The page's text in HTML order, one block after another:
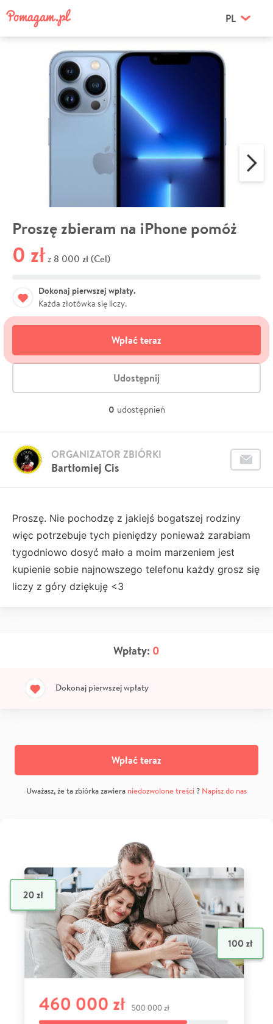
PL
Proszę zbieram na iPhone pomóż
0 zł z 8 000 zł (Cel)
Dokonaj pierwszej wpłaty.
Każda złotówka się liczy.
Wpłać teraz
Udostępnij
0 udostępnień
Bartłomiej Cis
ORGANIZATOR ZBIÓRKI
Proszę. Nie pochodzę z jakiejś bogatszej rodziny
więc potrzebuje tych pieniędzy ponieważ zarabiam
tygodniowo dosyć mało a moim marzeniem jest
kupienie sobie najnowszego telefonu każdy grosz się
liczy z góry dziękuję <3
Wpłaty: 0
Dokonaj pierwszej wpłaty
Wpłać teraz
Uważasz, że ta zbiórka zawiera niedozwolone treści? Napisz do nas